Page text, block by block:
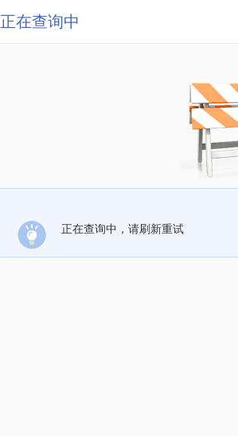
正在查询中
正在查询中，请刷新重试